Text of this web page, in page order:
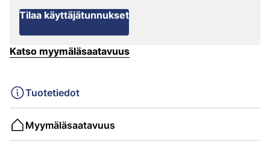
Tilaa käyttäjätunnukset
Katso myymäläsaatavuus
Tuotetiedot
Myymäläsaatavuus